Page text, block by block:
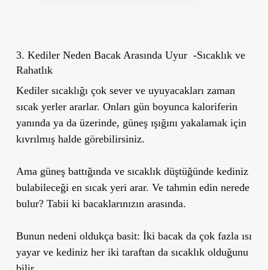
3. Kediler Neden Bacak Arasında Uyur -Sıcaklık ve
Rahatlık
Kediler sıcaklığı çok sever ve uyuyacakları zaman
sıcak yerler ararlar. Onları gün boyunca kaloriferin
yanında ya da üzerinde, güneş ışığını yakalamak için
kıvrılmış halde görebilirsiniz.
Ama güneş battığında ve sıcaklık düştüğünde kediniz
bulabileceği en sıcak yeri arar. Ve tahmin edin nerede
bulur? Tabii ki bacaklarınızın arasında.
Bunun nedeni oldukça basit: İki bacak da çok fazla ısı
yayar ve kediniz her iki taraftan da sıcaklık olduğunu